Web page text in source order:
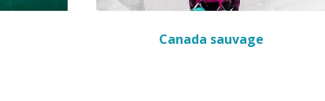
Canada sauvage